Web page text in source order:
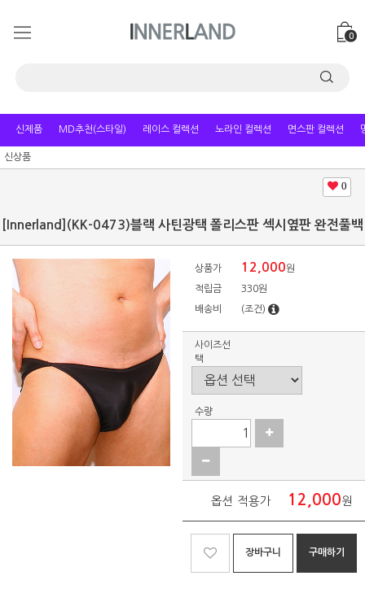
0
신제품 MD추천(스타일) 레이스 컬렉션 노라인 컬렉션 면스판 컬렉션
신상품
0
[Innerland](KK-0473)블랙 사틴광택 폴리스판 섹시옆판 완전풀백
상품가 12,000원
적립금 330원
배송비 (조건)
사이즈선
택
수량
옵션 적용가 12,000원
장바구니 구매하기